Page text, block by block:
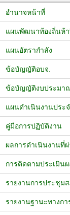
อำนาจหน้าที่
แผนพัฒนาท้องถิ่นห้
แผนอัตรากำลัง
ข้อบัญญัติอบจ.
ข้อบัญญัติงบประมา
แผนดำเนินงานประ
คู่มือการปฏิบัติงาน
ผลการดำเนินงานที่
การติดตามประเมิน
รายงานการประชุม
รายงานฐานะทางกา